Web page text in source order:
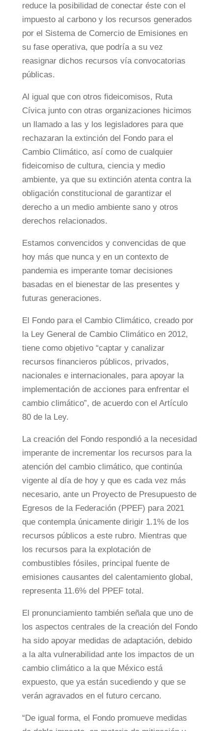
reduce la posibilidad de conectar éste con el
impuesto al carbono y los recursos generados
por el Sistema de Comercio de Emisiones en
su fase operativa, que podría a su vez
reasignar dichos recursos vía convocatorias
públicas.
Al igual que con otros fideicomisos, Ruta
Cívica junto con otras organizaciones hicimos
un llamado a las y los legisladores para que
rechazaran la extinción del Fondo para el
Cambio Climático, así como de cualquier
fideicomiso de cultura, ciencia y medio
ambiente, ya que su extinción atenta contra la
obligación constitucional de garantizar el
derecho a un medio ambiente sano y otros
derechos relacionados.
Estamos convencidos y convencidas de que
hoy más que nunca y en un contexto de
pandemia es imperante tomar decisiones
basadas en el bienestar de las presentes y
futuras generaciones.
El Fondo para el Cambio Climático, creado por
la Ley General de Cambio Climático en 2012,
tiene como objetivo “captar y canalizar
recursos financieros públicos, privados,
nacionales e internacionales, para apoyar la
implementación de acciones para enfrentar el
cambio climático”, de acuerdo con el Artículo
80 de la Ley.
La creación del Fondo respondió a la necesidad
imperante de incrementar los recursos para la
atención del cambio climático, que continúa
vigente al día de hoy y que es cada vez más
necesario, ante un Proyecto de Presupuesto de
Egresos de la Federación (PPEF) para 2021
que contempla únicamente dirigir 1.1% de los
recursos públicos a este rubro. Mientras que
los recursos para la explotación de
combustibles fósiles, principal fuente de
emisiones causantes del calentamiento global,
representa 11.6% del PPEF total.
El pronunciamiento también señala que uno de
los aspectos centrales de la creación del Fondo
ha sido apoyar medidas de adaptación, debido
a la alta vulnerabilidad ante los impactos de un
cambio climático a la que México está
expuesto, que ya están sucediendo y que se
verán agravados en el futuro cercano.
“De igual forma, el Fondo promueve medidas